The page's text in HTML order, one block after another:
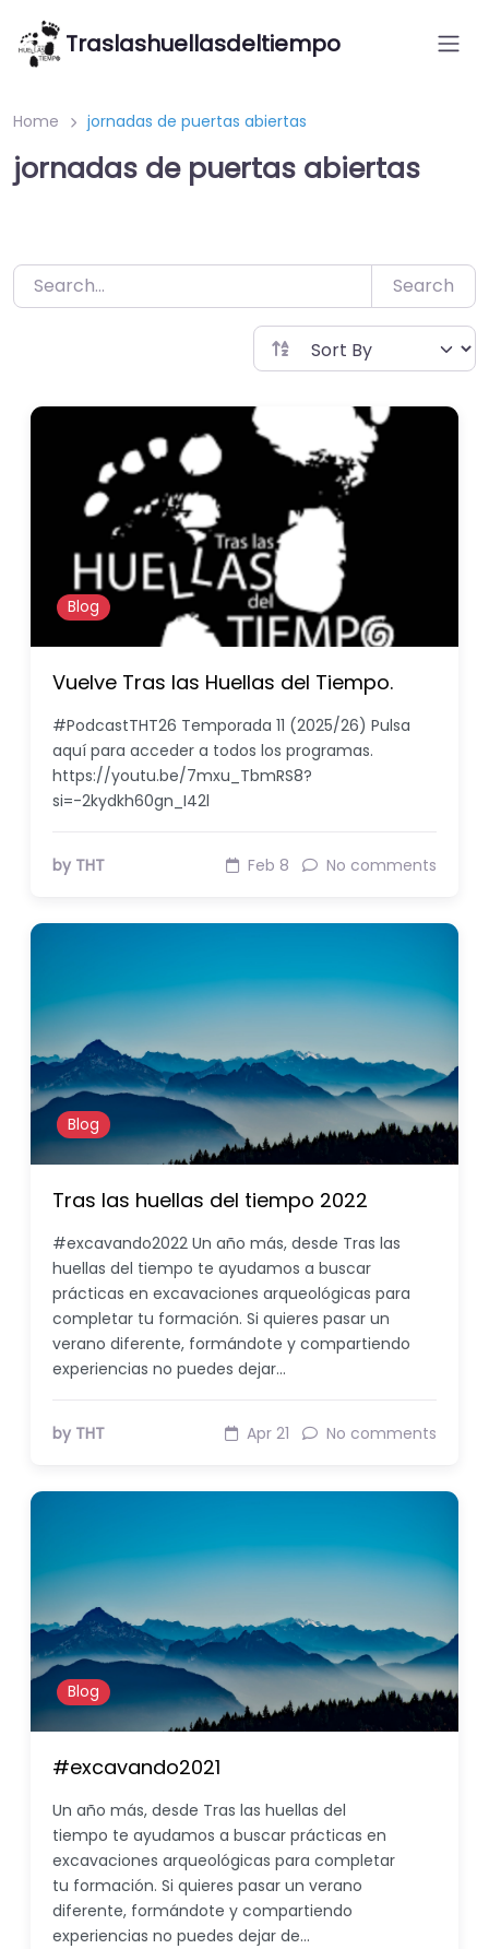
Saltar
contenido
Traslashuellasdeltiempo
Home jornadas de puertas abiertas
jornadas de puertas abiertas
Search
Blog
Vuelve Tras las Huellas del Tiempo.
#PodcastTHT26 Temporada 11 (2025/26) Pulsa
aquí para acceder a todos los programas.
https://youtu.be/7mxu_TbmRS8?
si=-2kydkh60gn_I42l
by THT Feb 8 No comments
Blog
Tras las huellas del tiempo 2022
#excavando2022 Un año más, desde Tras las
huellas del tiempo te ayudamos a buscar
prácticas en excavaciones arqueológicas para
completar tu formación. Si quieres pasar un
verano diferente, formándote y compartiendo
experiencias no puedes dejar…
by THT Apr 21 No comments
Blog
#excavando2021
Un año más, desde Tras las huellas del
tiempo te ayudamos a buscar prácticas en
excavaciones arqueológicas para completar
tu formación. Si quieres pasar un verano
diferente, formándote y compartiendo
experiencias no puedes dejar de…